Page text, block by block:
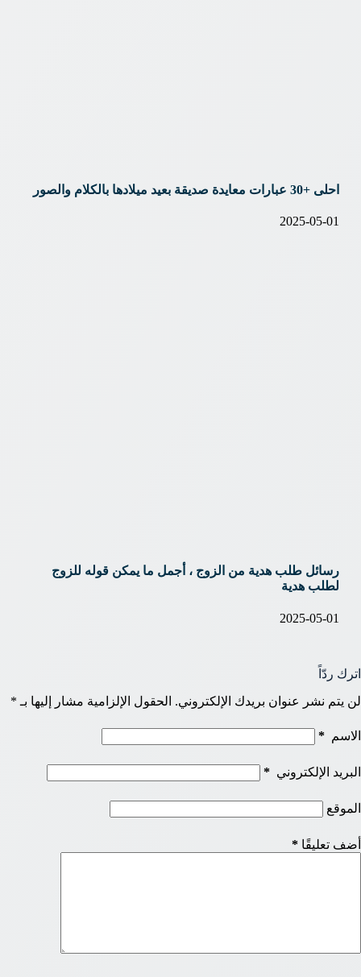
احلى +30 عبارات معايدة صديقة بعيد ميلادها بالكلام والصور
2025-05-01
رسائل طلب هدية من الزوج ، أجمل ما يمكن قوله للزوج
لطلب هدية
2025-05-01
اترك ردّاً
لن يتم نشر عنوان بريدك الإلكتروني. الحقول الإلزامية مشار إليها بـ *
الاسم *
البريد الإلكتروني *
الموقع
أضف تعليقًا *